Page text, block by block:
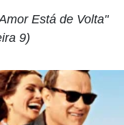
Está de Volta"
9)